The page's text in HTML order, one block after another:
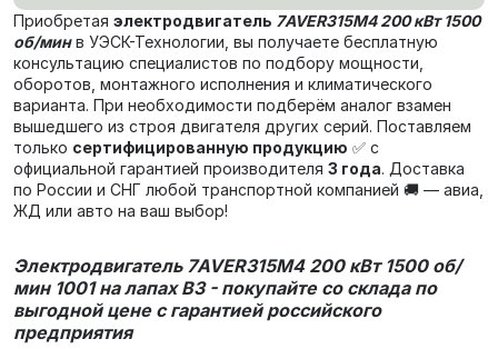
Приобретая электродвигатель 7AVER315M4 200 кВт 1500
об/минв УЭСК-Технологии, вы получаете бесплатную
консультацию специалистов по подбору мощности,
оборотов, монтажного исполнения и климатического
варианта. При необходимости подберём аналог взамен
вышедшего из строя двигателя других серий. Поставляем
только сертифицированную продукцию ✅ с
официальной гарантией производителя 3 года. Доставка
по России и СНГ любой транспортной компанией 🚚 — авиа,
ЖД или авто на ваш выбор!
Электродвигатель 7AVER315M4 200 кВт 1500 об/
мин 1001 на лапах В3 - покупайте со склада по
выгодной цене с гарантией российского
предприятия